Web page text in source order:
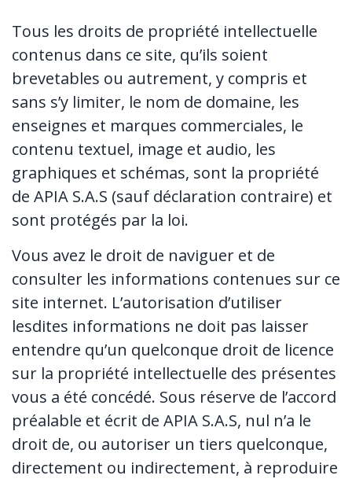
Tous les droits de propriété intellectuelle
contenus dans ce site, qu’ils soient
brevetables ou autrement, y compris et
sans s’y limiter, le nom de domaine, les
enseignes et marques commerciales, le
contenu textuel, image et audio, les
graphiques et schémas, sont la propriété
de APIA S.A.S (sauf déclaration contraire) et
sont protégés par la loi.
Vous avez le droit de naviguer et de
consulter les informations contenues sur ce
site internet. L’autorisation d’utiliser
lesdites informations ne doit pas laisser
entendre qu’un quelconque droit de licence
sur la propriété intellectuelle des présentes
vous a été concédé. Sous réserve de l’accord
préalable et écrit de APIA S.A.S, nul n’a le
droit de, ou autoriser un tiers quelconque,
directement ou indirectement, à reproduire